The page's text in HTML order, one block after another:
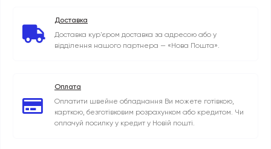
Доставка
Доставка кур'єром доставка за адресою або у
відділення нашого партнера — «Нова Пошта».
Оплата
Оплатити швейне обладнання Ви можете готівкою,
карткою, безготівковим розрахунком або кредитом. Чи
оплачуй посилку у кредит у Новій пошті.